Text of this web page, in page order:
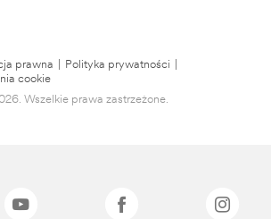
prawna Polityka prywatności
cookie
Wszelkie prawa zastrzeżone.